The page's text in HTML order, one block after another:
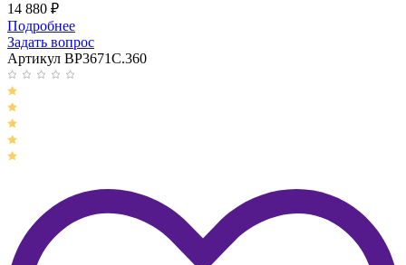
14 880 ₽
Подробнее
Задать вопрос
Артикул BP3671C.360